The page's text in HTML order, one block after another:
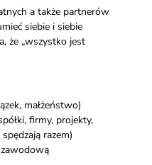
a także partnerów
siebie i siebie
że „wszystko jest
małżeństwo)
firmy, projekty,
razem)
zawodową